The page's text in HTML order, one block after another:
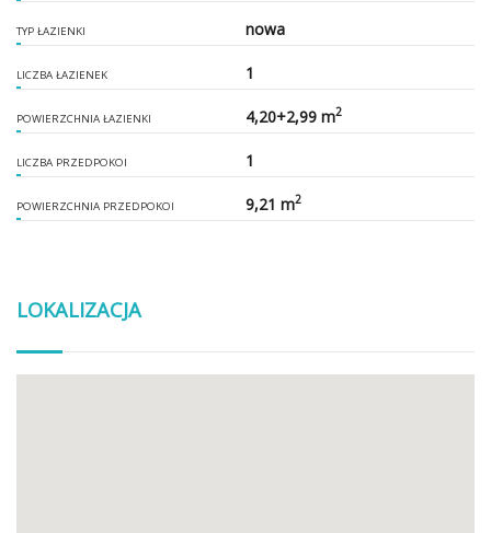
TYP ŁAZIENKI nowa
LICZBA ŁAZIENEK 1
POWIERZCHNIA ŁAZIENKI 4,20+2,99 m2
LICZBA PRZEDPOKOI 1
POWIERZCHNIA PRZEDPOKOI 9,21 m2
LOKALIZACJA